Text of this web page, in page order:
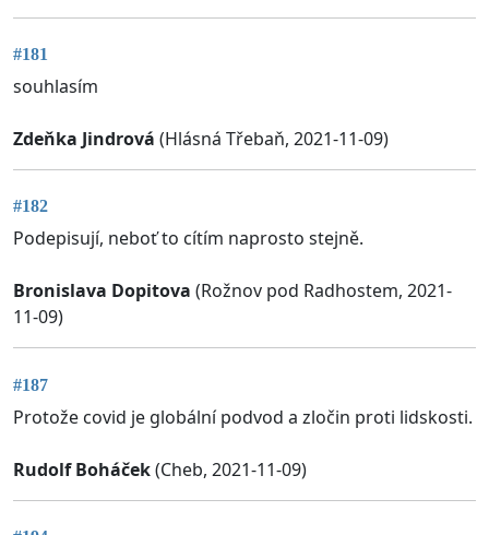
#181
souhlasím
Zdeňka Jindrová (Hlásná Třebaň, 2021-11-09)
#182
Podepisují, neboť to cítím naprosto stejně.
Bronislava Dopitova (Rožnov pod Radhostem, 2021-
11-09)
#187
Protože covid je globální podvod a zločin proti lidskosti.
Rudolf Boháček(Cheb, 2021-11-09)